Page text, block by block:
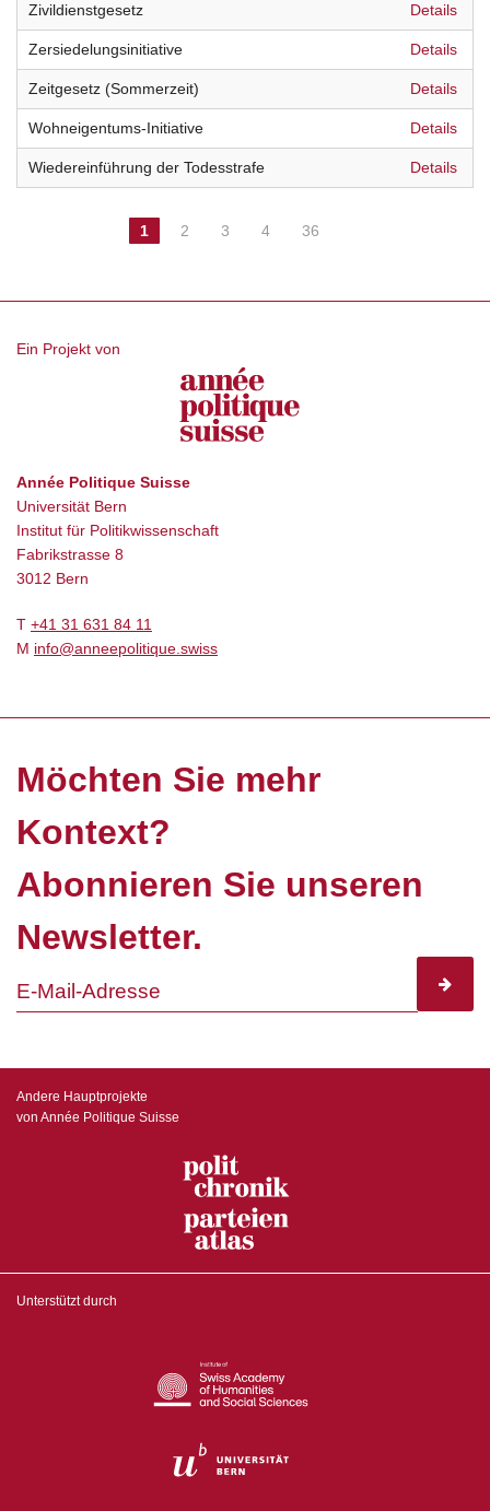
Zivildienstgesetz Details
Zersiedelungsinitiative Details
Zeitgesetz (Sommerzeit) Details
Wohneigentums-Initiative Details
Wiedereinführung der Todesstrafe Details
1 2 3 4 36
Ein Projekt von
Année Politique Suisse
Universität Bern
Institut für Politikwissenschaft
Fabrikstrasse 8
3012 Bern
T +41 31 631 84 11
M info@anneepolitique.swiss
Möchten Sie mehr
Kontext?
Abonnieren Sie unseren
Newsletter.
Andere Hauptprojekte
von Année Politique Suisse
Unterstützt durch